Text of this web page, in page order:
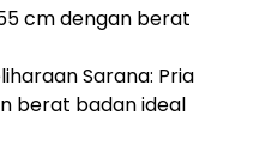
cm dengan berat
Sarana: Pria
berat badan ideal